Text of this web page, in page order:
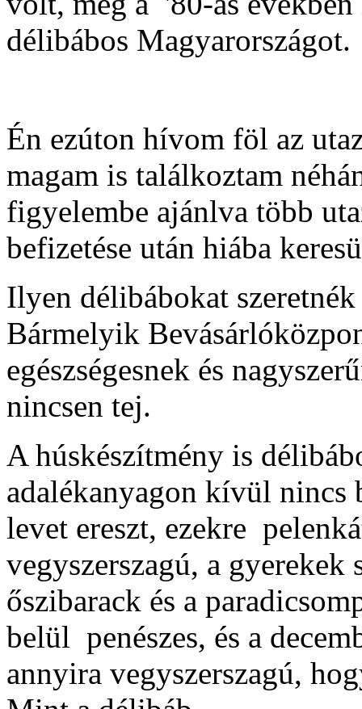
délibábos Magyarországot.
Én ezúton hívom föl az
magam is találkoztam
figyelembe ajánlva több
befizetése után hiába
Ilyen délibábokat
Bármelyik
egészségesnek és
nincsen tej.
A húskészítmény is
adalékanyagon kívül nincs
levet ereszt, ezekre
vegyszerszagú, a gyerekek
őszibarack és a
belül penészes, és a
annyira vegyszerszagú,